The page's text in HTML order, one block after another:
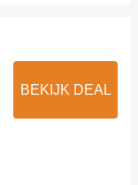
BEKIJK DEAL